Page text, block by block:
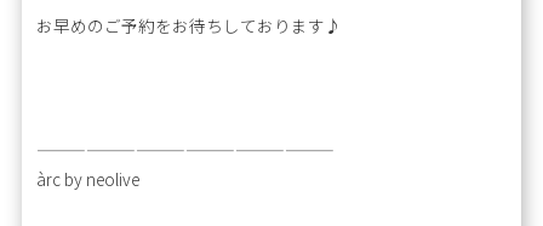
お早めのご予約をお待ちしております♪
——————————————————
àrc by neolive